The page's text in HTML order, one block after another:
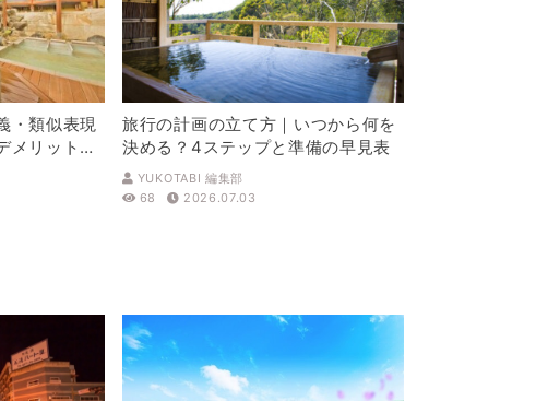
・類似表現
メリットを
旅行の計画の立て方｜いつから何を
決める？4ステップと準備の早見表
YUKOTABI 編集部
68
2026.07.03